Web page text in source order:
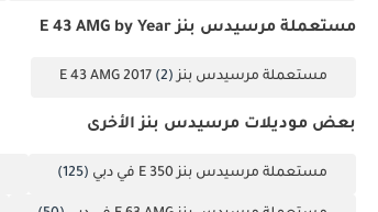
مستعملة مرسيدس بنز E 43 AMG by Year
مستعملة مرسيدس بنز E 43 AMG 2017 (2)
بعض موديلات مرسيدس بنز الأخرى
مستعملة مرسيدس بنز E 350 في دبي (125)